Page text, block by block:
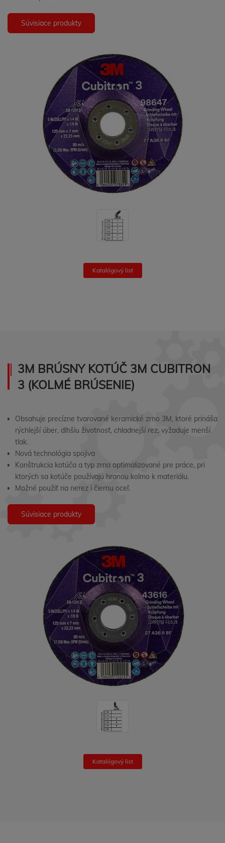
Súvisiace produkty
Katalógový list
3M BRÚSNY KOTÚČ 3M CUBITRON
3 (KOLMÉ BRÚSENIE)
Obsahuje precízne tvarované keramické zrno 3M, ktoré prináša
rýchlejší úber, dlhšiu životnosť, chladnejší rez, vyžaduje menší
tlak.
Nová technológia spojiva
Konštrukcia kotúča a typ zrna optimalizované pre práce, pri
ktorých sa kotúče používajú hranou kolmo k materiálu.
Možné použiť na nerez i čiernu oceľ.
Súvisiace produkty
Katalógový list